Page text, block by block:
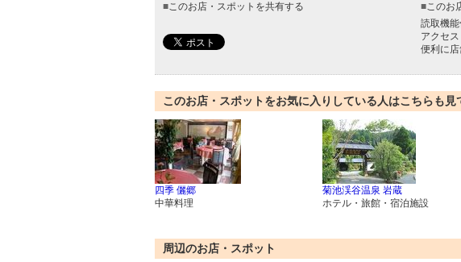
■このお店・スポットを共有する ■このお
読取機
アクセス
便利に店
このお店・スポットをお気に入りしている人はこちらも見
四季 儷郷
中華料理
菊池渓谷温泉 岩蔵
ホテル・旅館・宿泊施設
周辺のお店・スポット